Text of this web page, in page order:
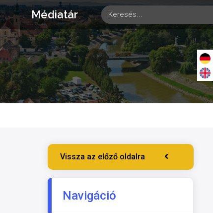
Médiatár
Vissza az előző oldalra
Navigáció